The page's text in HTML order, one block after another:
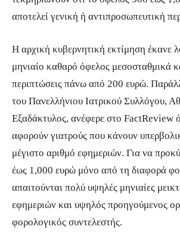
αποτελεί γενική ή αντιπροσωπευτική
Η αρχική κυβερνητική εκτίμηση έκανε
μηνιαίο καθαρό όφελος μεσοσταθμικά
περιπτώσεις πάνω από 200 ευρώ.
του Πανελλήνιου Ιατρικού Συλλόγου,
Εξαδάκτυλος, ανέφερε στο FactReview
αφορούν γιατρούς που κάνουν
μέγιστο αριθμό εφημεριών. Για να
έως 1,000 ευρώ μόνο από τη διαφορά
απαιτούνται πολύ υψηλές μηνιαίες
εφημεριών και υψηλός προηγούμενος
φορολογικός συντελεστής.